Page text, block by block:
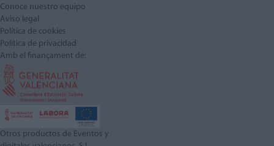
Conoce nuestro equipo
Aviso legal
Política de cookies
Política de privacidad
Amb el finançament de:
Otros productos de Eventos y